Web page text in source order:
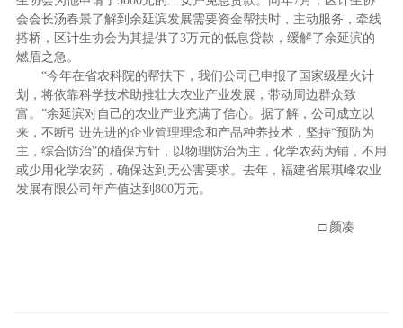
会会长汤春景了解到余延滨发展需要资金帮扶时，主动服务，牵线
搭桥，区计生协会为其提供了3万元的低息贷款，缓解了余延滨的
燃眉之急。
“今年在省农科院的帮扶下，我们公司已申报了国家级星火计
划，将依靠科学技术助推壮大农业产业发展，带动周边群众致
富。”余延滨对自己的农业产业充满了信心。据了解，公司成立以
来，不断引进先进的企业管理理念和产品种养技术，坚持“预防为
主，综合防治”的植保方针，以物理防治为主，化学农药为铺，不用
或少用化学农药，确保达到无公害要求。去年，福建省展琪峰农业
发展有限公司年产值达到800万元。
□ 颜凑